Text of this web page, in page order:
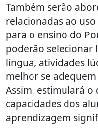
Também serão
relacionadas ao
para o ensino do
poderão selecionar
língua, atividades
melhor se
Assim, estimulará
capacidades dos
aprendizagem